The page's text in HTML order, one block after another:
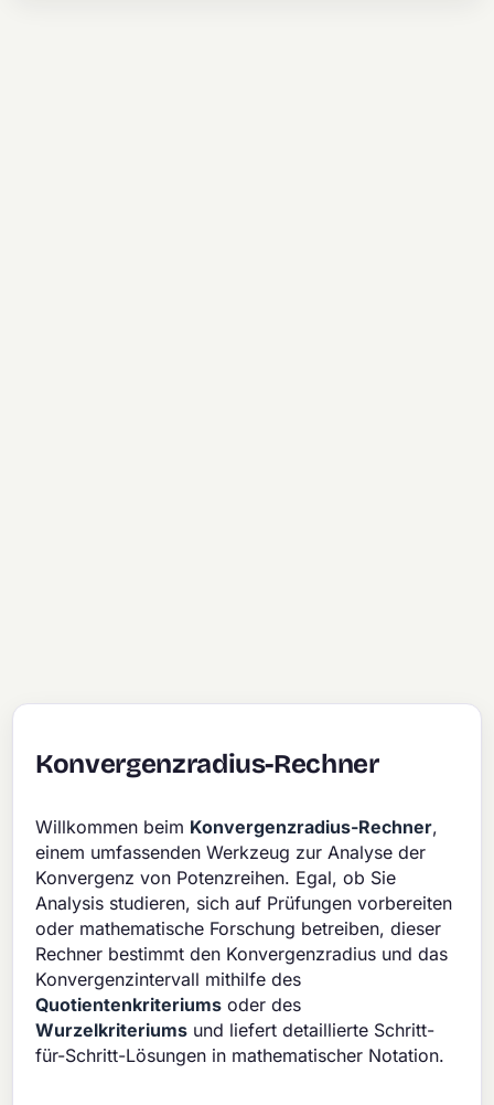
Konvergenzradius-Rechner
Willkommen beim Konvergenzradius-Rechner,
einem umfassenden Werkzeug zur Analyse der
Konvergenz von Potenzreihen. Egal, ob Sie
Analysis studieren, sich auf Prüfungen vorbereiten
oder mathematische Forschung betreiben, dieser
Rechner bestimmt den Konvergenzradius und das
Konvergenzintervall mithilfe des
Quotientenkriteriums oder des
Wurzelkriteriums und liefert detaillierte Schritt-
für-Schritt-Lösungen in mathematischer Notation.